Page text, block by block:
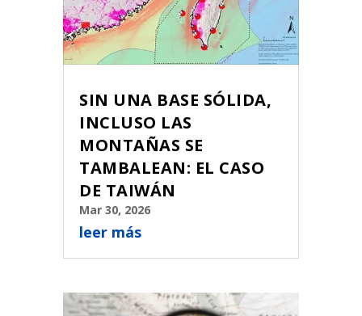
SIN UNA BASE SÓLIDA,
INCLUSO LAS
MONTAÑAS SE
TAMBALEAN: EL CASO
DE TAIWÁN
Mar 30, 2026
leer más